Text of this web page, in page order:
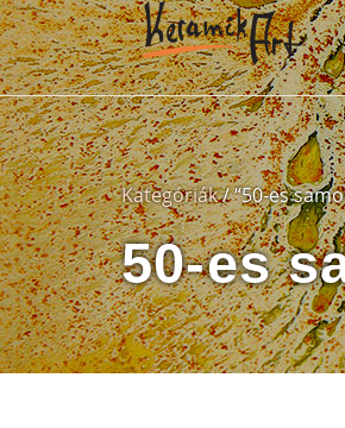
Kategóriák/ “50-es
50-es